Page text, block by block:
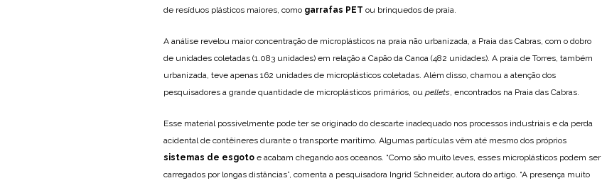
de resíduos plásticos maiores, como garrafas PET ou brinquedos de praia.
A análise revelou maior concentração de microplásticos na praia não urbanizada, a Praia das Cabras, com o dobro
de unidades coletadas (1.083 unidades) em relação a Capão da Canoa (482 unidades). A praia de Torres, também
urbanizada, teve apenas 162 unidades de microplásticos coletadas. Além disso, chamou a atenção dos
pesquisadores a grande quantidade de microplásticos primários, ou pellets, encontrados na Praia das Cabras.
Esse material possivelmente pode ter se originado do descarte inadequado nos processos industriais e da perda
acidental de contêineres durante o transporte marítimo. Algumas partículas vêm até mesmo dos próprios
sistemas de esgoto e acabam chegando aos oceanos. “Como são muito leves, esses microplásticos podem ser
carregados por longas distâncias”, comenta a pesquisadora Ingrid Schneider, autora do artigo. “A presença muito